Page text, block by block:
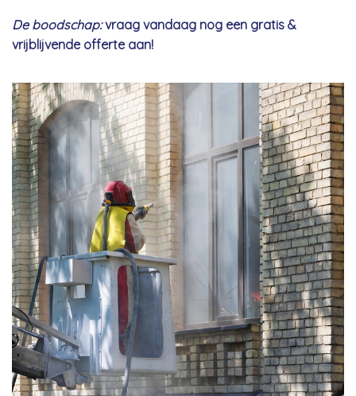
De boodschap:vraag vandaag nog een gratis &
vrijblijvende offerte aan!